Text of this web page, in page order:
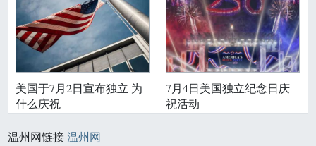
美国于7月2日宣布独立 为
什么庆祝
7月4日美国独立纪念日庆
祝活动
温州网链接温州网